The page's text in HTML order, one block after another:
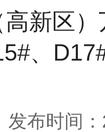
高新区
、
发布时间